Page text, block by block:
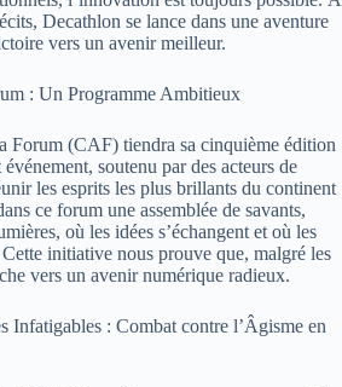
Decathlon se lance dans une aventure
vers un avenir meilleur.
: Un Programme Ambitieux
(CAF) tiendra sa cinquième édition
soutenu par des acteurs de
les esprits les plus brillants du continent
ce forum une assemblée de savants,
où les idées s’échangent et où les
initiative nous prouve que, malgré les
vers un avenir numérique radieux.
Infatigables : Combat contre l’Âgisme en